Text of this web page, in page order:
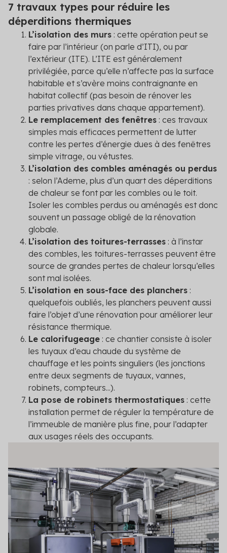
7 travaux types pour réduire les
déperditions thermiques
L’isolation des murs : cette opération peut se
faire par l’intérieur (on parle d’ITI), ou par
l’extérieur (ITE). L’ITE est généralement
privilégiée, parce qu’elle n’affecte pas la surface
habitable et s’avère moins contraignante en
habitat collectif (pas besoin de rénover les
parties privatives dans chaque appartement).
Le remplacement des fenêtres : ces travaux
simples mais efficaces permettent de lutter
contre les pertes d’énergie dues à des fenêtres
simple vitrage, ou vétustes.
L’isolation des combles aménagés ou perdus
: selon l’Ademe, plus d’un quart des déperditions
de chaleur se font par les combles ou le toit.
Isoler les combles perdus ou aménagés est donc
souvent un passage obligé de la rénovation
globale.
L’isolation des toitures-terrasses : à l’instar
des combles, les toitures-terrasses peuvent être
source de grandes pertes de chaleur lorsqu’elles
sont mal isolées.
L’isolation en sous-face des planchers :
quelquefois oubliés, les planchers peuvent aussi
faire l’objet d’une rénovation pour améliorer leur
résistance thermique.
Le calorifugeage : ce chantier consiste à isoler
les tuyaux d’eau chaude du système de
chauffage et les points singuliers (les jonctions
entre deux segments de tuyaux, vannes,
robinets, compteurs...).
La pose de robinets thermostatiques : cette
installation permet de réguler la température de
l’immeuble de manière plus fine, pour l’adapter
aux usages réels des occupants.